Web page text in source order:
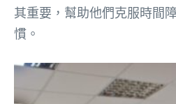
其重要，幫助他們克服時間
慣。